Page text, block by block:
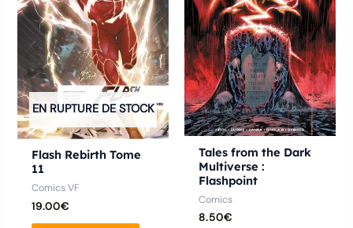
EN RUPTURE DE STOCK
Flash Rebirth Tome
11
Comics VF
19.00€
Tales from the Dark
Multiverse :
Flashpoint
Comics
8.50€
Les
être
sur